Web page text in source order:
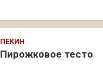
ПЕКИН
Пирожковое тесто